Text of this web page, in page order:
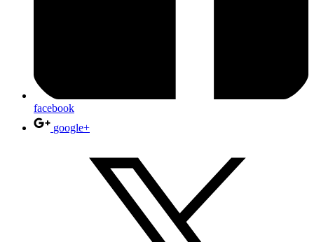
facebook
google+